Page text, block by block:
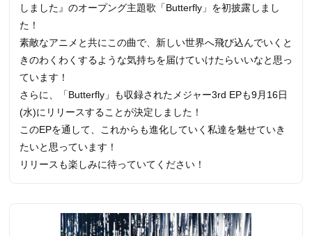
しました』のオープング主題歌「Butterfly」を初披露しまし
た！
素敵なアニメと共にこの曲で、新しい世界へ飛び込んでいくと
きのわくわくするような気持ちを届けていけたらいいなと思っ
ています！
さらに、「Butterfly」も収録されたメジャー3rd EPも9月16日
(水)にリリースすることが決定しました！
このEPを通して、これからも進化していく私達を魅せていき
たいと思っています！
リリースも楽しみに待っていてください！